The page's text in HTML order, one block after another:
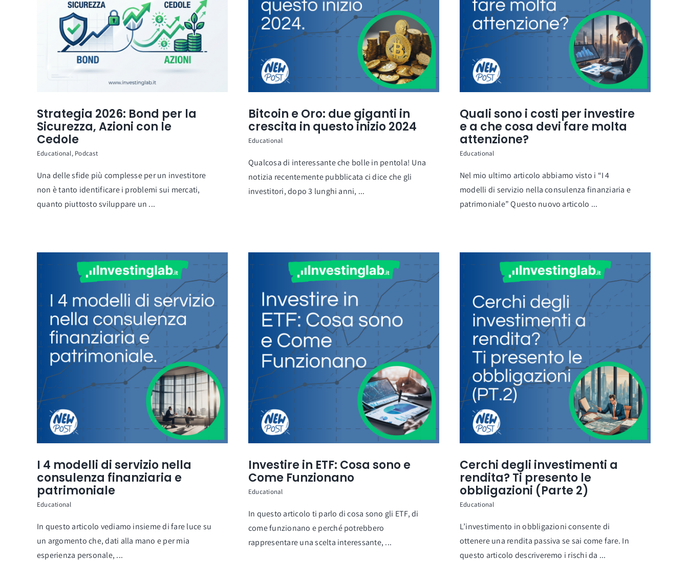
Strategia 2026: Bond per la
Sicurezza, Azioni con le
Cedole
Educational, Podcast
Una delle sfide più complesse per un investitore
non è tanto identificare i problemi sui mercati,
quanto piuttosto sviluppare un ...
Bitcoin e Oro: due giganti in
crescita in questo inizio 2024
Educational
Qualcosa di interessante che bolle in pentola! Una
notizia recentemente pubblicata ci dice che gli
investitori, dopo 3 lunghi anni, ...
Quali sono i costi per investire
e a che cosa devi fare molta
attenzione?
Educational
Nel mio ultimo articolo abbiamo visto i “I 4
modelli di servizio nella consulenza finanziaria e
patrimoniale” Questo nuovo articolo ...
I 4 modelli di servizio nella
consulenza finanziaria e
patrimoniale
Educational
In questo articolo vediamo insieme di fare luce su
un argomento che, dati alla mano e per mia
esperienza personale, ...
Investire in ETF: Cosa sono e
Come Funzionano
Educational
In questo articolo ti parlo di cosa sono gli ETF, di
come funzionano e perché potrebbero
rappresentare una scelta interessante, ...
Cerchi degli investimenti a
rendita? Ti presento le
obbligazioni (Parte 2)
Educational
L’investimento in obbligazioni consente di
ottenere una rendita passiva se sai come fare. In
questo articolo descriveremo i rischi da ...